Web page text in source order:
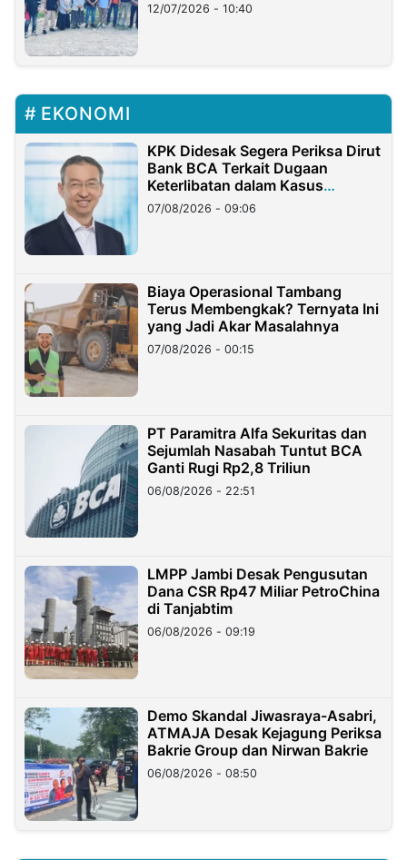
12/07/2026 - 10:40
EKONOMI
KPK Didesak Segera Periksa Dirut
Bank BCA Terkait Dugaan
Keterlibatan dalam Kasus
Hilangnya Dana Nasabah Rp2,58
Miliar
07/08/2026 - 09:06
Biaya Operasional Tambang
Terus Membengkak? Ternyata Ini
yang Jadi Akar Masalahnya
07/08/2026 - 00:15
PT Paramitra Alfa Sekuritas dan
Sejumlah Nasabah Tuntut BCA
Ganti Rugi Rp2,8 Triliun
06/08/2026 - 22:51
LMPP Jambi Desak Pengusutan
Dana CSR Rp47 Miliar PetroChina
di Tanjabtim
06/08/2026 - 09:19
Demo Skandal Jiwasraya-Asabri,
ATMAJA Desak Kejagung Periksa
Bakrie Group dan Nirwan Bakrie
06/08/2026 - 08:50